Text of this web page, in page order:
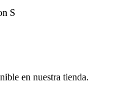
S
en nuestra tienda.